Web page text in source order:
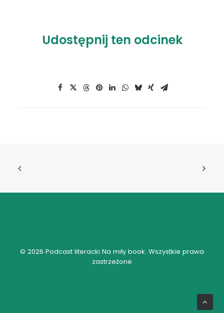
Udostępnij ten odcinek
© 2026 Podcast literacki Na miły book. Wszystkie prawa
zastrzeżone